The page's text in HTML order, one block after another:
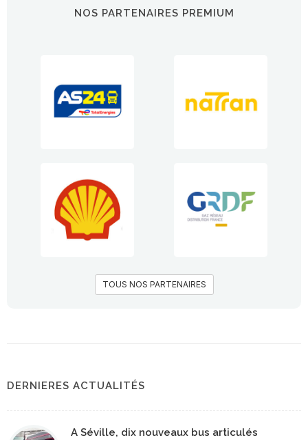
NOS PARTENAIRES PREMIUM
TOUS NOS PARTENAIRES
DERNIERES ACTUALITÉS
A Séville, dix nouveaux bus articulés